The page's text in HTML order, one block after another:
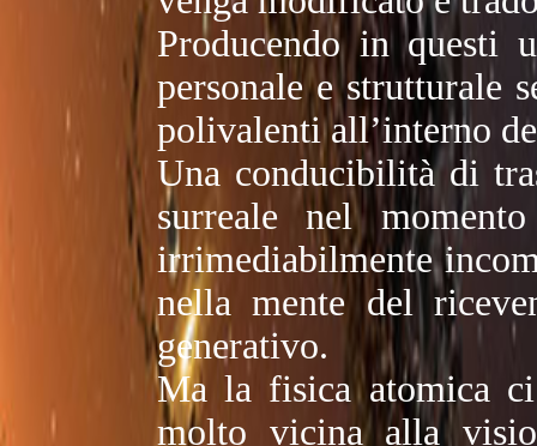
Producendo in questi
personale e strutturale
polivalenti all’interno
Una conducibilità di
surreale nel
irrimediabilmente
nella mente del
generativo.
Ma la fisica atomica
molto vicina alla